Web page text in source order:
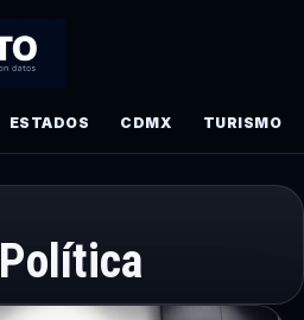
ESTADOS CDMX TURISMO
Política